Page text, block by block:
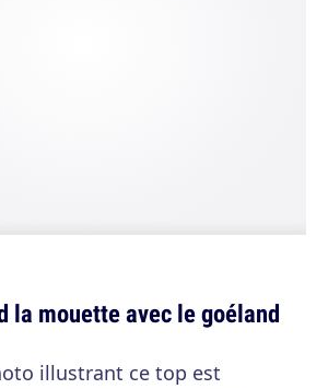
la mouette avec le goéland
illustrant ce top est